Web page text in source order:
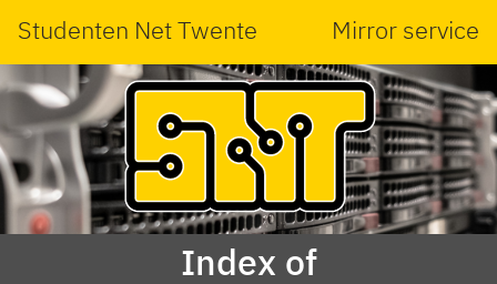
Studenten Net Twente Mirror service
Index of